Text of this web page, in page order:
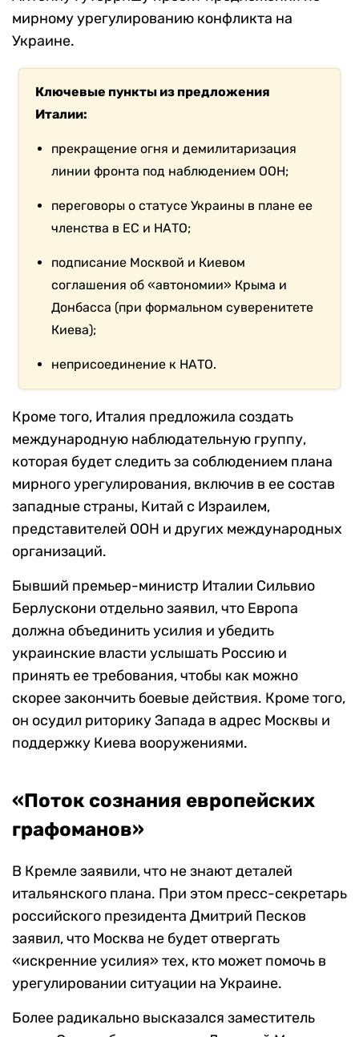
мирному урегулированию конфликта на
Украине.
Ключевые пункты из предложения
Италии:
прекращение огня и демилитаризация
линии фронта под наблюдением ООН;
переговоры о статусе Украины в плане ее
членства в ЕС и НАТО;
подписание Москвой и Киевом
соглашения об «автономии» Крыма и
Донбасса (при формальном суверенитете
Киева);
неприсоединение к НАТО.
Кроме того, Италия предложила создать
международную наблюдательную группу,
которая будет следить за соблюдением плана
мирного урегулирования, включив в ее состав
западные страны, Китай с Израилем,
представителей ООН и других международных
организаций.
Бывший премьер-министр Италии Сильвио
Берлускони отдельно заявил, что Европа
должна объединить усилия и убедить
украинские власти услышать Россию и
принять ее требования, чтобы как можно
скорее закончить боевые действия. Кроме того,
он осудил риторику Запада в адрес Москвы и
поддержку Киева вооружениями.
«Поток сознания европейских
графоманов»
В Кремле заявили, что не знают деталей
итальянского плана. При этом пресс-секретарь
российского президента Дмитрий Песков
заявил, что Москва не будет отвергать
«искренние усилия» тех, кто может помочь в
урегулировании ситуации на Украине.
Более радикально высказался заместитель